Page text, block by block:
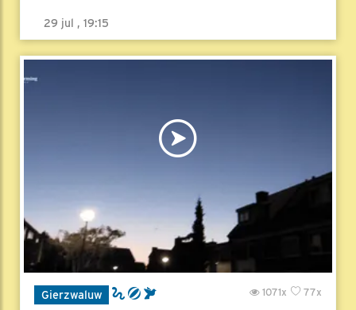
29 jul , 19:15
Gierzwaluw 77x
1071x